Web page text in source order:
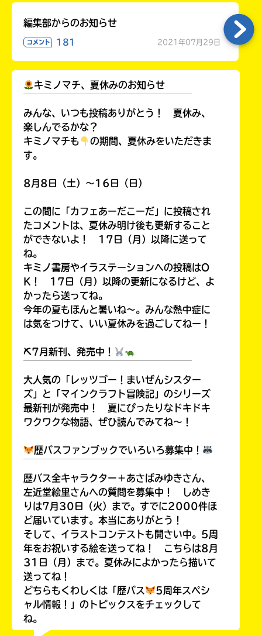
編集部からのお知らせ
コメント 181 2021年07月29日
キミノマチ、夏休みのお知らせ
みんな、いつも投稿ありがとう！ 夏休み、
楽しんでるかな？
キミノマチも
の期間、夏休みをいただきま
す。
8月8日（土）～16日（日）
この間に「カフェあーだこーだ」に投稿され
たコメントは、夏休み明け後も更新すること
ができないよ！ 17日（月）以降に送って
ね。
キミノ書房やイラステーションへの投稿はO
K！ 17日（月）以降の更新になるけど、よ
かったら送ってね。
今年の夏もほんと暑いね～。みんな熱中症に
は気をつけて、いい夏休みを過ごしてねー！
⛏7月新刊、発売中！
大人気の「レッツゴー！まいぜんシスター
ズ」と「マインクラフト冒険記」のシリーズ
最新刊が発売中！ 夏にぴったりなドキドキ
ワクワクな物語、ぜひ読んでみてね～！
歴バスファンブックでいろいろ募集中！
歴バス全キャラクター＋あさばみゆきさん、
左近堂絵里さんへの質問を募集中！ しめき
りは7月30日（火）まで。すでに2000件ほ
ど届いています。本当にありがとう！
そして、イラストコンテストも開さい中。5周
年をお祝いする絵を送ってね！ こちらは8月
31日（月）まで。夏休みによかったら描いて
送ってね！
どちらもくわしくは「歴バス
5周年スペシ
ャル情報！」のトピックスをチェックして
ね。